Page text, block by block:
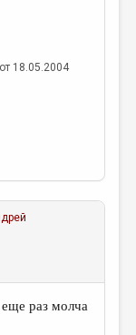
18.05.2004
раз молча